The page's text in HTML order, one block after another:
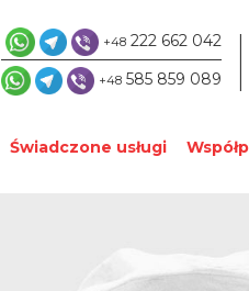
+48 222 662 042
+48 585 859 089 |
Świadczone usługi